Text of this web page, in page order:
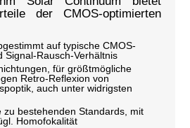
der CMOS-optimierten
auf typische CMOS-
Signal-Rausch-Verhältnis
für größtmögliche
Retro-Reflexion von
auch unter widrigsten
zu bestehenden Standards, mit
Homofokalität